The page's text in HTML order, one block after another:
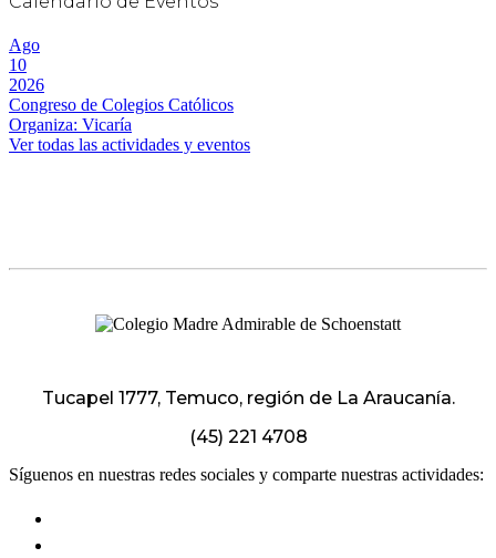
Ago
10
2026
Congreso de Colegios Católicos
Organiza: Vicaría
Ver todas las actividades y eventos
Tucapel 1777, Temuco, región de La Araucanía.
(45) 221 4708
Síguenos en nuestras redes sociales y comparte nuestras actividades: